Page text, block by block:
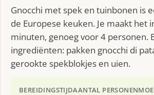
Gnocchi met spek en tuinbonen is
de Europese keuken. Je maakt het
minuten, genoeg voor 4 personen.
ingrediënten: pakken gnocchi di
gerookte spekblokjes en uien.
BEREIDINGSTIJDAANTAL PERSONEN